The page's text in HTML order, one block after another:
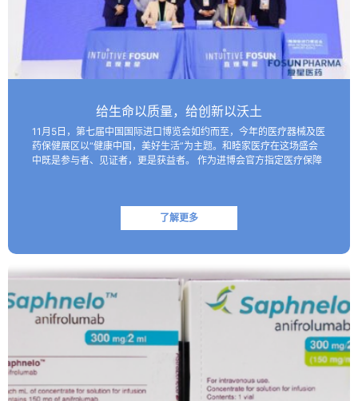
给生命以质量，给创新以沃土
11月5日，第七届中国国际进口博览会如约而至，今年的医疗器械及医
药保健展区以“健康中国，美好生活”为主题。和睦家医疗在这场盛会
中既是参与者、见证者，更是获益者。 作为进博会官方指定医疗保障
了解更多